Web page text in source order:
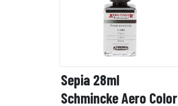
Sepia 28ml
Schmincke Aero Color